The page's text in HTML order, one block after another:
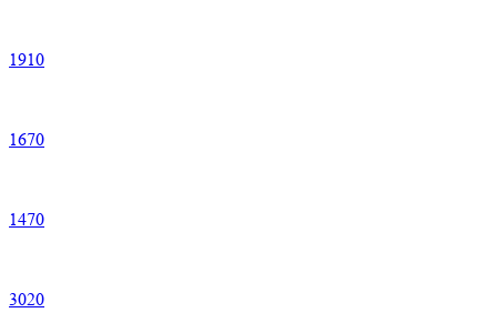
1910
1670
1470
3020